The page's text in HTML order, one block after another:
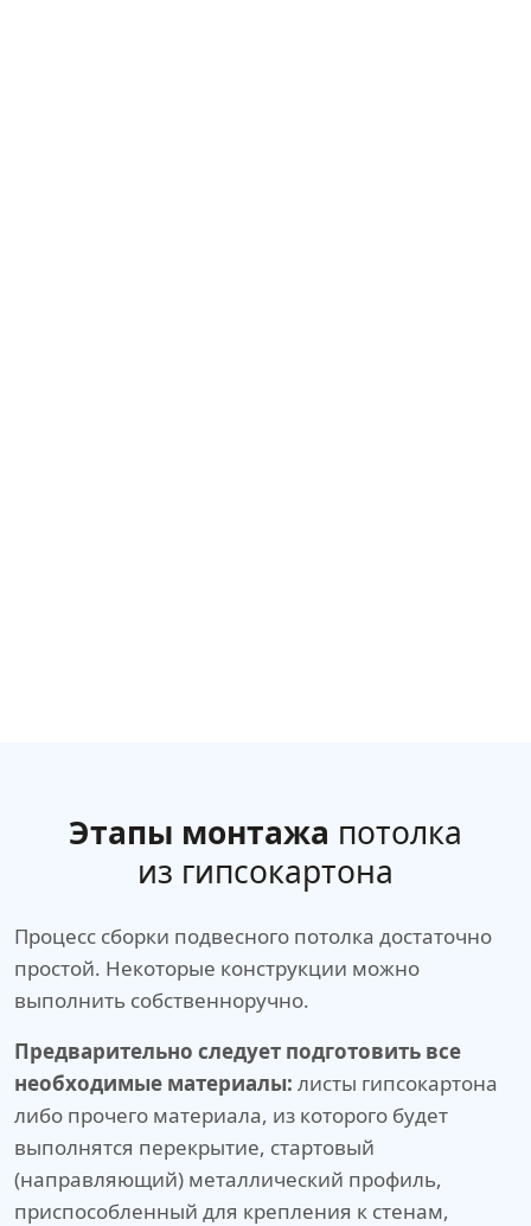
Этапы монтажа потолка
из гипсокартона
Процесс сборки подвесного потолка достаточно
простой. Некоторые конструкции можно
выполнить собственноручно.
Предварительно следует подготовить все
необходимые материалы: листы гипсокартона
либо прочего материала, из которого будет
выполнятся перекрытие, стартовый
(направляющий) металлический профиль,
приспособленный для крепления к стенам,